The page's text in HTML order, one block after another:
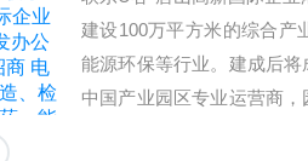
建设100万平方米的综合产
能源环保等行业。建成后
中国产业园区专业运营商